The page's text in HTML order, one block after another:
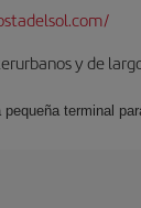
y de
terminal